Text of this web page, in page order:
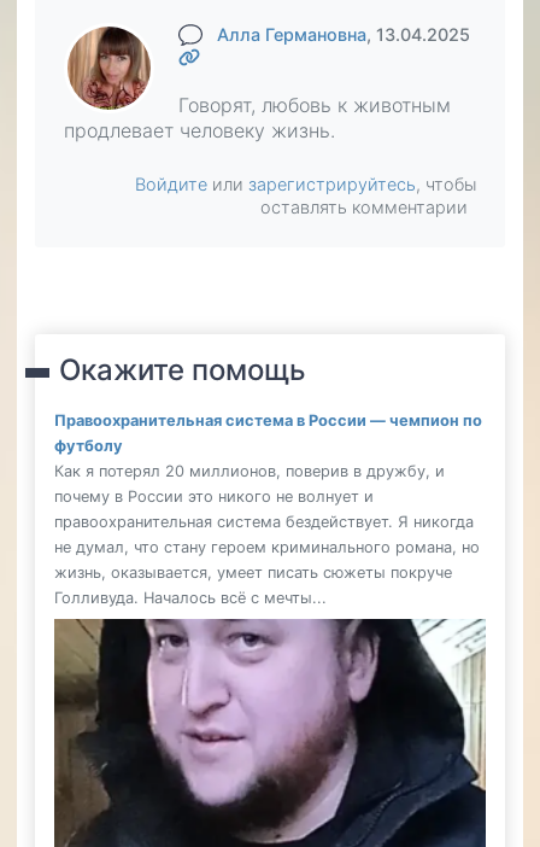
Алла Германовна, 13.04.2025
Говорят, любовь к животным
продлевает человеку жизнь.
Войдите или зарегистрируйтесь, чтобы
оставлять комментарии
Окажите помощь
Правоохранительная система в России — чемпион по
футболу
Как я потерял 20 миллионов, поверив в дружбу, и
почему в России это никого не волнует и
правоохранительная система бездействует. Я никогда
не думал, что стану героем криминального романа, но
жизнь, оказывается, умеет писать сюжеты покруче
Голливуда. Началось всё с мечты...